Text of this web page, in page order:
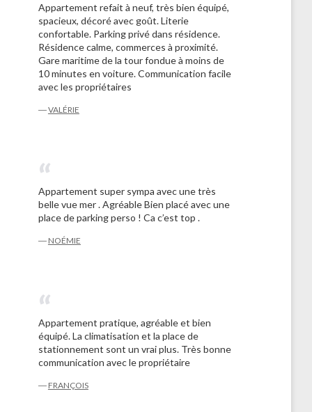
Appartement refait à neuf, très bien équipé,
spacieux, décoré avec goût. Literie
confortable. Parking privé dans résidence.
Résidence calme, commerces à proximité.
Gare maritime de la tour fondue à moins de
10 minutes en voiture. Communication facile
avec les propriétaires
―VALÉRIE
Appartement super sympa avec une très
belle vue mer . Agréable Bien placé avec une
place de parking perso ! Ca c’est top .
― NOÉMIE
Appartement pratique, agréable et bien
équipé. La climatisation et la place de
stationnement sont un vrai plus. Très bonne
communication avec le propriétaire
― FRANÇOIS